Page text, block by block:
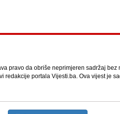
pravo da obriše neprimjeren sadržaj bez
redakcije portala Vijesti.ba. Ova vijest je